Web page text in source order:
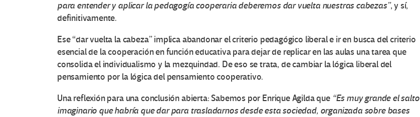
para entender y aplicar la pedagogía cooperaria deberemos dar vuelta nuestras cabezas”, y sí,
definitivamente.
Ese “dar vuelta la cabeza” implica abandonar el criterio pedagógico liberal e ir en busca del criterio
esencial de la cooperación en función educativa para dejar de replicar en las aulas una tarea que
consolida el individualismo y la mezquindad. De eso se trata, de cambiar la lógica liberal del
pensamiento por la lógica del pensamiento cooperativo.
Una reflexión para una conclusión abierta: Sabemos por Enrique Agilda que “Es muy grande el salto
imaginario que habría que dar para trasladarnos desde esta sociedad, organizada sobre bases